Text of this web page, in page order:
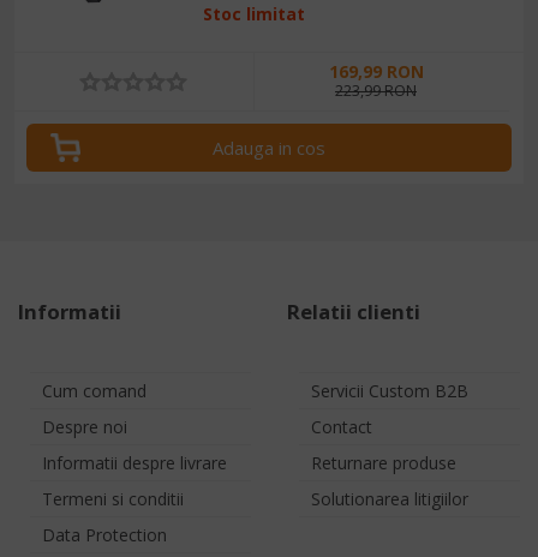
compatibila Tuya/SmartLife
Stoc limitat
169,99 RON
223,99 RON
Adauga in cos
Informatii
Cum comand
Despre noi
Informatii despre livrare
Termeni si conditii
Data Protection
Relatii clienti
Servicii Custom B2B
Contact
Returnare produse
Solutionarea litigiilor